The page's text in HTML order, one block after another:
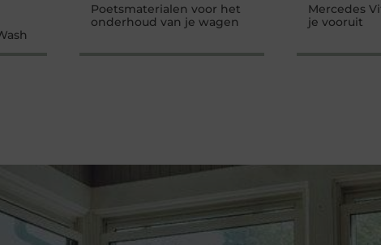
Poetsmaterialen voor het
onderhoud van je wagen
Mercedes
je vooruit